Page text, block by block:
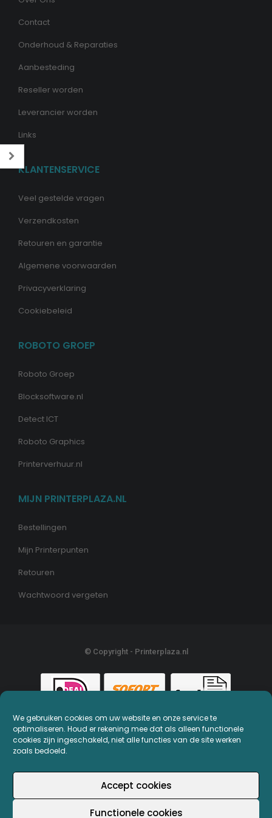
We gebruiken cookies om uw website en onze service te
optimaliseren. Houd er rekening mee dat als alleen functionele
cookies zijn ingeschakeld, niet alle functies van de site werken
zoals bedoeld.
Accept cookies
Functionele cookies
Contact
Onderhoud & Reparaties
Aanbesteding
Reseller worden
Leverancier worden
Links
KLANTENSERVICE
Veel gestelde vragen
Verzendkosten
Retouren en garantie
Algemene voorwaarden
Privacyverklaring
Cookiebeleid
ROBOTO GROEP
Roboto Groep
Blocksoftware.nl
Detect ICT
Roboto Graphics
Printerverhuur.nl
MIJN PRINTERPLAZA.NL
Bestellingen
Mijn Printerpunten
Retouren
Wachtwoord vergeten
© Copyright - Printerplaza.nl